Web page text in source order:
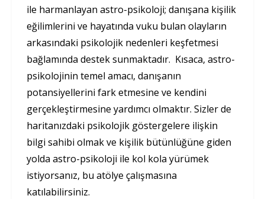
ile harmanlayan astro-psikoloji; danışana kişilik
eğilimlerini ve hayatında vuku bulan olayların
arkasındaki psikolojik nedenleri keşfetmesi
bağlamında destek sunmaktadır. Kısaca, astro-
psikolojinin temel amacı, danışanın
potansiyellerini fark etmesine ve kendini
gerçekleştirmesine yardımcı olmaktır. Sizler de
haritanızdaki psikolojik göstergelere ilişkin
bilgi sahibi olmak ve kişilik bütünlüğüne giden
yolda astro-psikoloji ile kol kola yürümek
istiyorsanız, bu atölye çalışmasına
katılabilirsiniz.